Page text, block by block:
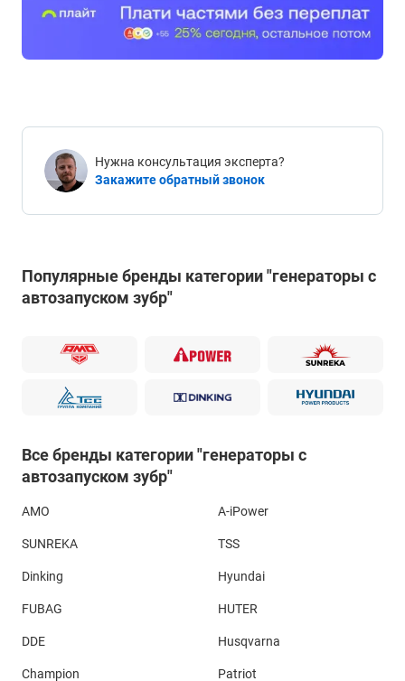
Нужна консультация эксперта?
Закажите обратный звонок
Популярные бренды категории "генераторы с
автозапуском зубр"
Все бренды категории "генераторы с
автозапуском зубр"
AMO A-iPower
SUNREKA TSS
Dinking Hyundai
FUBAG HUTER
DDE Husqvarna
Champion Patriot